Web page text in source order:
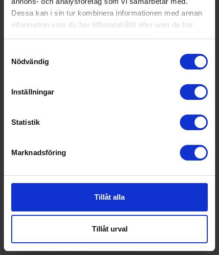
Dessa kan i sin tur kombinera informationen med annan
information som du har tillhandahållit eller som de har
Nödvändig
Inställningar
Statistik
Marknadsföring
Tillåt alla
Tillåt urval
Lägsta omgivningstemperatur (°
C) produkten är lämpad:
10
Högsta omgivningstemperatur
(°C) produkten är lämpad:
43
Dörrhängning:
Placering:
Funktioner och egenskaper
Nej
Omhängningsbar (Ja/Nej):
Ja
Nej